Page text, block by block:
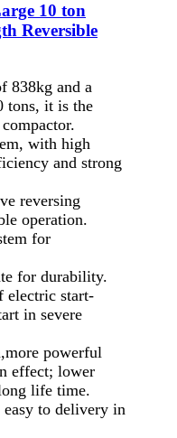
10 ton
Reversible
838kg and a
tons, it is the
with high
and strong
reversing
operation.
for
for durability.
electric start-
in severe
powerful
effect; lower
life time.
to delivery in